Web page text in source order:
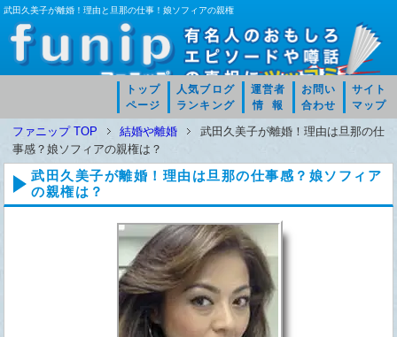
武田久美子が離婚！理由と旦那の仕事！娘ソフィアの親権
サイト
マップ
お問い
合わせ
運営者
情 報
人気ブログ
ランキング
トップ
ページ
ファニップ TOP 結婚や離婚
武田久美子が離婚！理由は旦那の仕
事感？娘ソフィアの親権は？
武田久美子が離婚！理由は旦那の仕事感？娘ソフィア
の親権は？